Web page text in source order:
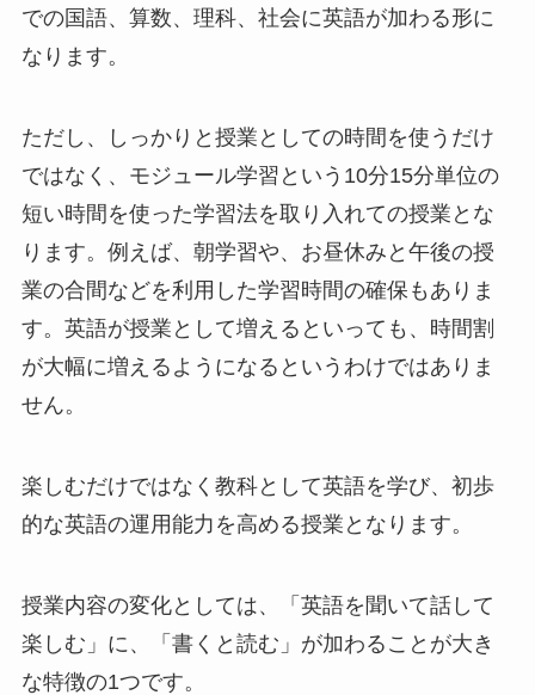
での国語、算数、理科、社会に英語が加わる形に
なります。
ただし、しっかりと授業としての時間を使うだけ
ではなく、 モジュール学習という10分15分単位の
短い時間を使った学習法を取り入れての授業 とな
ります。例えば、朝学習や、お昼休みと午後の授
業の合間などを利用した学習時間の確保もありま
す。英語が授業として増えるといっても、 時間割
が大幅に増えるようになるというわけではありま
せん。
楽しむだけではなく教科として英語を学び、初歩
的な英語の運用能力を高める授業となります。
授業内容の変化としては、「英語を聞いて話して
楽しむ」に、「書くと読む」が加わることが大き
な特徴の1つです。